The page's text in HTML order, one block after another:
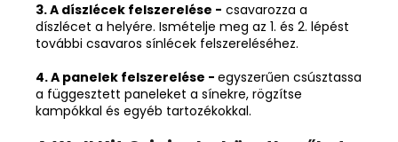
3. A díszlécek felszerelése - csavarozza a
díszlécet a helyére. Ismételje meg az 1. és 2. lépést
további csavaros sínlécek felszereléséhez.
4. A panelek felszerelése - egyszerűen csúsztassa
a függesztett paneleket a sínekre, rögzítse
kampókkal és egyéb tartozékokkal.